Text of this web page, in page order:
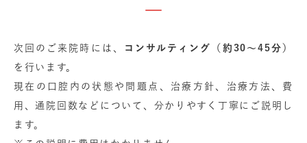
次回のご来院時には、
コンサルティング（約30～45分）
を行います。
現在の口腔内の状態や問題点、治療方針、治療方法、費
用、通院回数などについて、分かりやすく丁寧にご説明し
ます。